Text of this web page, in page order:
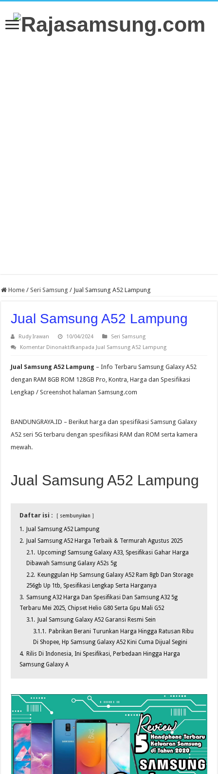
Home / Seri Samsung / Jual Samsung A52 Lampung
Jual Samsung A52 Lampung
Rudy Irawan 10/04/2024
Seri Samsung
Komentar Dinonaktifkanpada Jual Samsung A52 Lampung
Jual Samsung A52 Lampung – Info Terbaru Samsung Galaxy A52
dengan RAM 8GB ROM 128GB Pro, Kontra, Harga dan Spesifikasi
Lengkap / Screenshot halaman Samsung.com
BANDUNGRAYA.ID – Berikut harga dan spesifikasi Samsung Galaxy
A52 seri 5G terbaru dengan spesifikasi RAM dan ROM serta kamera
mewah.
Jual Samsung A52 Lampung
Daftar isi : sembunyikan
1. Jual Samsung A52 Lampung
2. Jual Samsung A52 Harga Terbaik & Termurah Agustus 2025
2.1. Upcoming! Samsung Galaxy A33, Spesifikasi Gahar Harga
Dibawah Samsung Galaxy A52s 5g
2.2. Keunggulan Hp Samsung Galaxy A52 Ram 8gb Dan Storage
256gb Up 1tb, Spesifikasi Lengkap Serta Harganya
3. Samsung A32 Harga Dan Spesifikasi Dan Samsung A32 5g
Terbaru Mei 2025, Chipset Helio G80 Serta Gpu Mali G52
3.1. Jual Samsung Galaxy A52 Garansi Resmi Sein
3.1.1. Pabrikan Berani Turunkan Harga Hingga Ratusan Ribu
Di Shopee, Hp Samsung Galaxy A52 Kini Cuma Dijual Segini
4. Rilis Di Indonesia, Ini Spesifikasi, Perbedaan Hingga Harga
Samsung Galaxy A